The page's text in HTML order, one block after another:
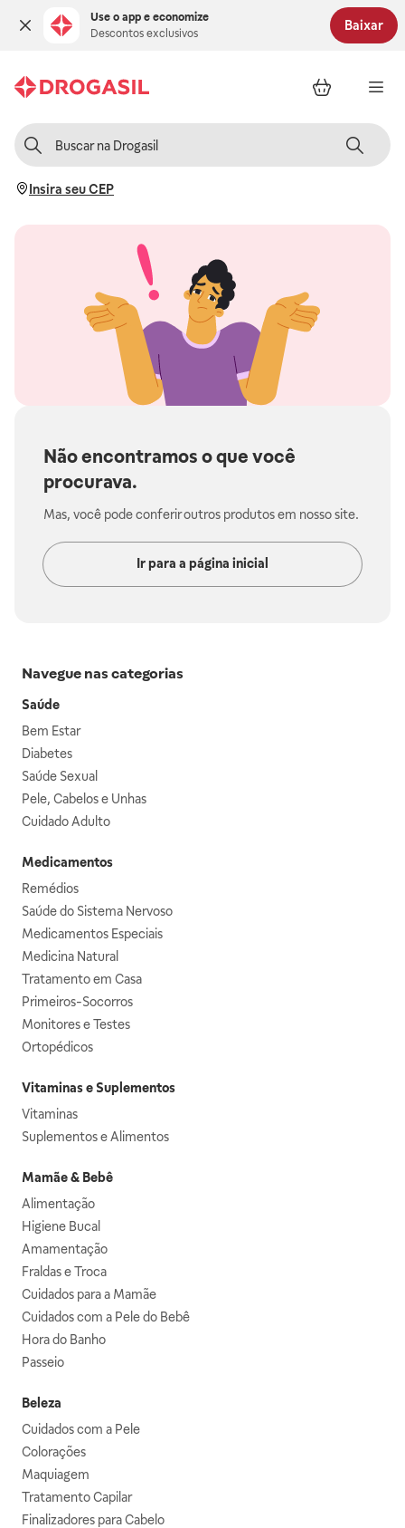
Use o app e economize
Descontos exclusivos
Baixar
Insira seu CEP
Não encontramos o que você
procurava.
Mas, você pode conferir outros produtos em nosso site.
Ir para a página inicial
Navegue nas categorias
Saúde
Bem Estar
Diabetes
Saúde Sexual
Pele, Cabelos e Unhas
Cuidado Adulto
Medicamentos
Remédios
Saúde do Sistema Nervoso
Medicamentos Especiais
Medicina Natural
Tratamento em Casa
Primeiros-Socorros
Monitores e Testes
Ortopédicos
Vitaminas e Suplementos
Vitaminas
Suplementos e Alimentos
Mamãe & Bebê
Alimentação
Higiene Bucal
Amamentação
Fraldas e Troca
Cuidados para a Mamãe
Cuidados com a Pele do Bebê
Hora do Banho
Passeio
Beleza
Cuidados com a Pele
Colorações
Maquiagem
Tratamento Capilar
Finalizadores para Cabelo